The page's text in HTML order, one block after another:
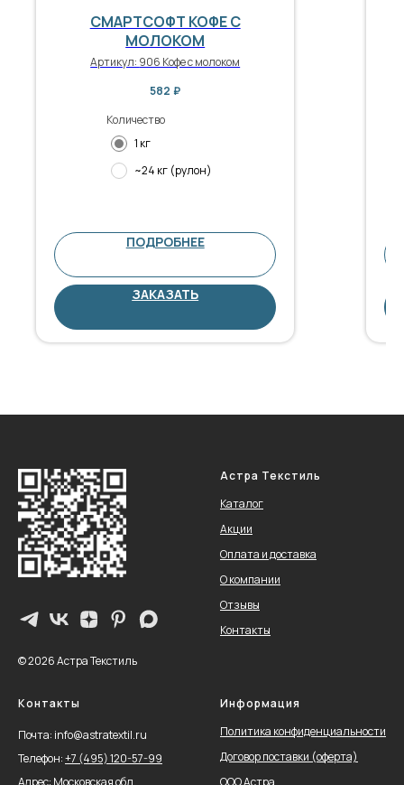
СМАРТСОФТ КОФЕ С
МОЛОКОМ
Артикул: 906 Кофе с молоком
582 ₽
Количество
1 кг
~24 кг (рулон)
ПОДРОБНЕЕ
ЗАКАЗАТЬ
© 2026 Астра Текстиль
Астра Текстиль
Каталог
Акции
Оплата и доставка
О компании
Отзывы
Контакты
Контакты
Почта: info@astratextil.ru
Телефон:+7 (495) 120-57-99
Адрес: Московская обл.,
Информация
Политика конфиденциальности
Договор поставки (оферта)
ООО Астра